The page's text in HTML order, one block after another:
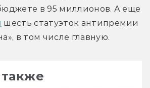
в 95 миллионов. А еще
шесть статуэток антипремии
в том числе главную.